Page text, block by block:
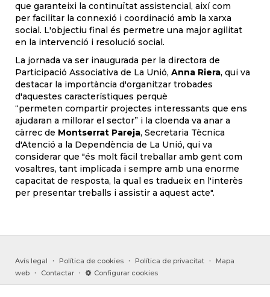
que garanteixi la continuïtat assistencial, així com
per facilitar la connexió i coordinació amb la xarxa
social. L'objectiu final és permetre una major agilitat
en la intervenció i resolució social.
La jornada va ser inaugurada per la directora de
Participació Associativa de La Unió, Anna Riera, qui va
destacar la importància d'organitzar trobades
d'aquestes característiques perquè
“permeten compartir projectes interessants que ens
ajudaran a millorar el sector” i la cloenda va anar a
càrrec de Montserrat Pareja, Secretaria Tècnica
d'Atenció a la Dependència de La Unió, qui va
considerar que "és molt fàcil treballar amb gent com
vosaltres, tant implicada i sempre amb una enorme
capacitat de resposta, la qual es tradueix en l'interès
per presentar treballs i assistir a aquest acte".
Avís legal · Política de cookies · Política de privacitat ·
Mapa
web
· Contactar · Configurar cookies